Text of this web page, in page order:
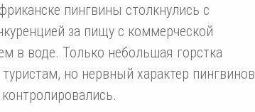
пингвины столкнулись с
за пищу с коммерческой
в воде. Только небольшая горстка
но нервный характер пингвинов